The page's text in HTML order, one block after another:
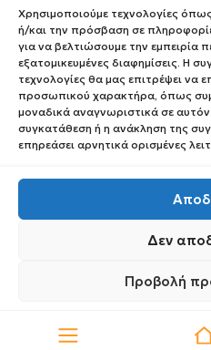
Χρησιμοποιούμε τεχνολογίες
ή/και την πρόσβαση σε
για να βελτιώσουμε την εμπειρία
εξατομικευμένες διαφημίσεις. Η
τεχνολογίες θα μας επιτρέψει να
προσωπικού χαρακτήρα, όπως
μοναδικά αναγνωριστικά σε
συγκατάθεση ή η ανάκληση της
επηρεάσει αρνητικά ορισμένες
Δεν
Προβολή
Πολιτική Απορρήτου
Τρόποι Αποστολής
Τρόποι Πληρωμής
Επιστροφές Προϊόντων
Request